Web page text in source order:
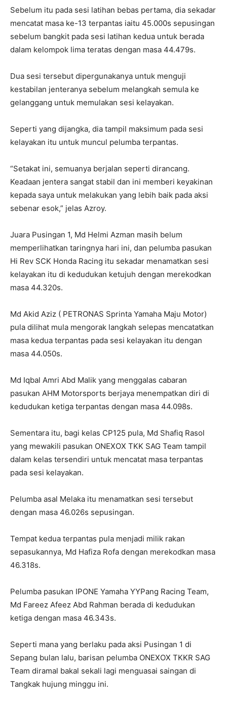
Sebelum itu pada sesi latihan bebas pertama, dia sekadar
mencatat masa ke-13 terpantas iaitu 45.000s sepusingan
sebelum bangkit pada sesi latihan kedua untuk berada
dalam kelompok lima teratas dengan masa 44.479s.
Dua sesi tersebut dipergunakanya untuk menguji
kestabilan jenteranya sebelum melangkah semula ke
gelanggang untuk memulakan sesi kelayakan.
Seperti yang dijangka, dia tampil maksimum pada sesi
kelayakan itu untuk muncul pelumba terpantas.
“Setakat ini, semuanya berjalan seperti dirancang.
Keadaan jentera sangat stabil dan ini memberi keyakinan
kepada saya untuk melakukan yang lebih baik pada aksi
sebenar esok,” jelas Azroy.
Juara Pusingan 1, Md Helmi Azman masih belum
memperlihatkan taringnya hari ini, dan pelumba pasukan
Hi Rev SCK Honda Racing itu sekadar menamatkan sesi
kelayakan itu di kedudukan ketujuh dengan merekodkan
masa 44.320s.
Md Akid Aziz ( PETRONAS Sprinta Yamaha Maju Motor)
pula dilihat mula mengorak langkah selepas mencatatkan
masa kedua terpantas pada sesi kelayakan itu dengan
masa 44.050s.
Md Iqbal Amri Abd Malik yang menggalas cabaran
pasukan AHM Motorsports berjaya menempatkan diri di
kedudukan ketiga terpantas dengan masa 44.098s.
Sementara itu, bagi kelas CP125 pula, Md Shafiq Rasol
yang mewakili pasukan ONEXOX TKK SAG Team tampil
dalam kelas tersendiri untuk mencatat masa terpantas
pada sesi kelayakan.
Pelumba asal Melaka itu menamatkan sesi tersebut
dengan masa 46.026s sepusingan.
Tempat kedua terpantas pula menjadi milik rakan
sepasukannya, Md Hafiza Rofa dengan merekodkan masa
46.318s.
Pelumba pasukan IPONE Yamaha YYPang Racing Team,
Md Fareez Afeez Abd Rahman berada di kedudukan
ketiga dengan masa 46.343s.
Seperti mana yang berlaku pada aksi Pusingan 1 di
Sepang bulan lalu, barisan pelumba ONEXOX TKKR SAG
Team diramal bakal sekali lagi menguasai saingan di
Tangkak hujung minggu ini.